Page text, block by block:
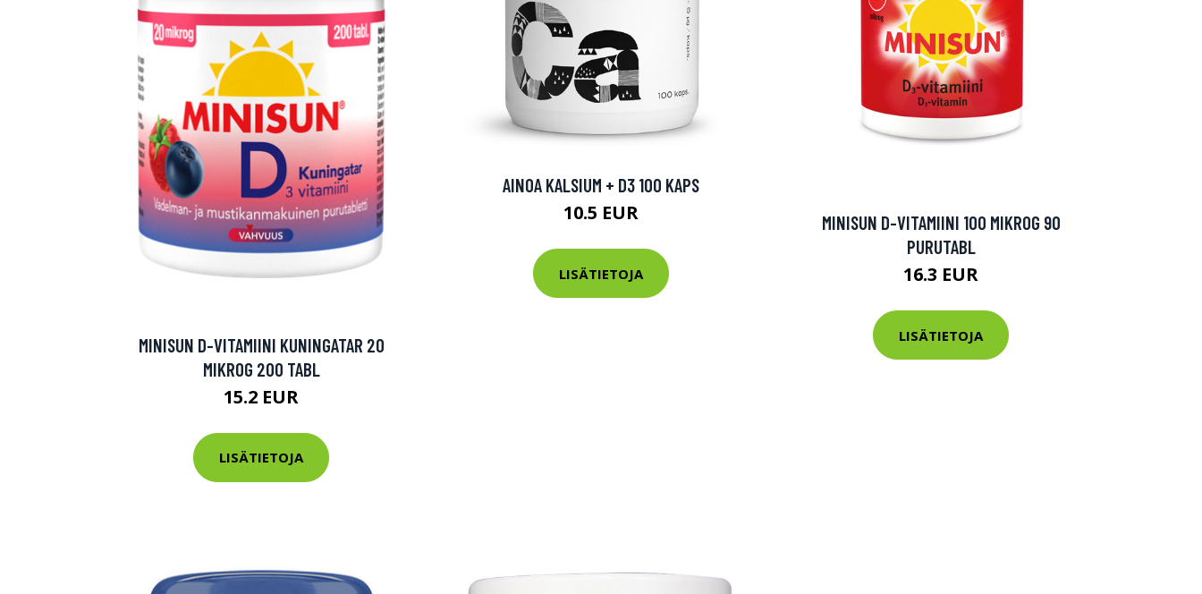
MINISUN D-VITAMIINI KUNINGATAR 20
MIKROG 200 TABL
15.2 EUR
LISÄTIETOJA
AINOA KALSIUM + D3 100 KAPS
10.5 EUR
LISÄTIETOJA
MINISUN D-VITAMIINI 100 MIKROG 90
PURUTABL
16.3 EUR
LISÄTIETOJA
Erikoistarjous
Sponsoriltamme
IdealofMeD Kauppa
Kaikki IdealofMeDin tuotteet -20 %!
Varaa terveystarkastus
hintaan.
KATSO TARJOUS